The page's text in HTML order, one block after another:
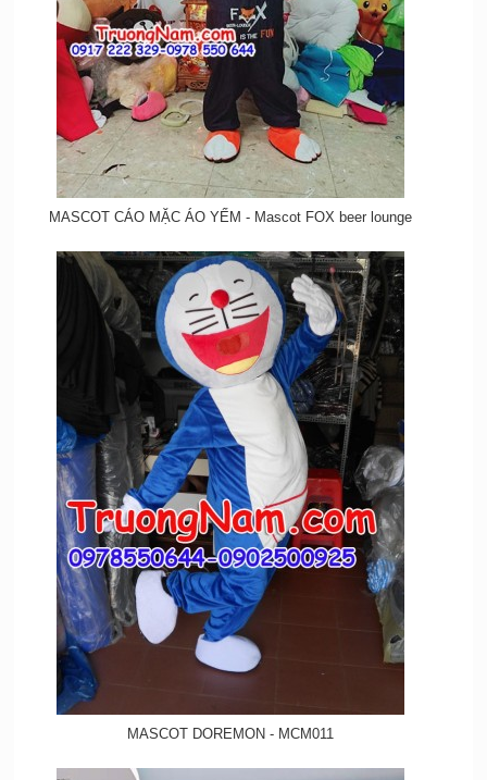
MASCOT CÁO MẶC ÁO YẾM - Mascot FOX beer lounge
MASCOT DOREMON - MCM011